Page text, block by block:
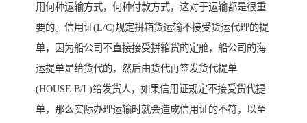
用何种运输方式，何种付款方式，这对于运输都是很重
要的。信用证(L/C)规定拼箱货运输不接受货运代理的提
单，因为船公司不直接接受拼箱货的定舱，船公司的海
运提单是给货代的，然后由货代再签发货代提单
(HOUSE B/L)给发货人，如果信用证规定不接受货代提
单，那么实际办理运输时就会造成信用证的不符，以至